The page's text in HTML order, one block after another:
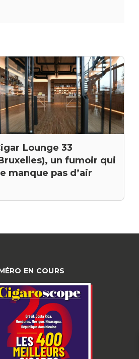
Lounge 33
un fumoir qui
manque pas d’air
EN COURS